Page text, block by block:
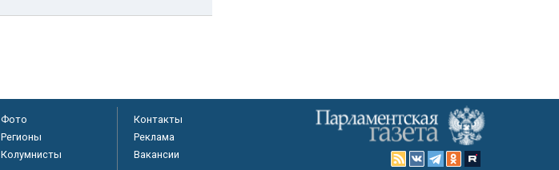
Фото
Регионы
Колумнисты
Контакты
Реклама
Вакансии